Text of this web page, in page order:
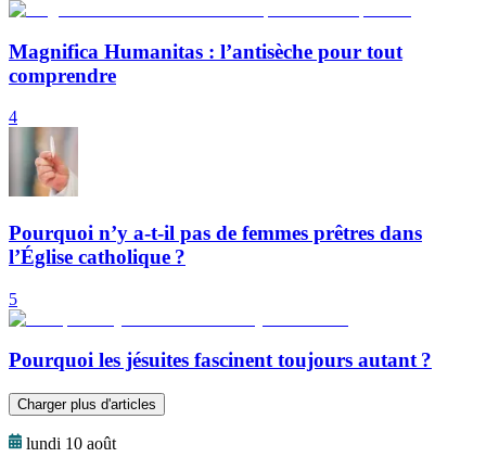
Magnifica Humanitas : l’antisèche pour tout
comprendre
4
Pourquoi n’y a-t-il pas de femmes prêtres dans
l’Église catholique ?
5
Pourquoi les jésuites fascinent toujours autant ?
Charger plus d'articles
lundi 10 août